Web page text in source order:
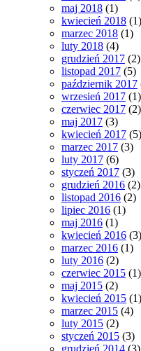
maj 2018 (1)
kwiecień 2018 (1)
marzec 2018 (1)
luty 2018 (4)
grudzień 2017 (2)
listopad 2017 (5)
październik 2017
wrzesień 2017 (1)
czerwiec 2017 (2)
maj 2017 (3)
kwiecień 2017 (5)
marzec 2017 (3)
luty 2017 (6)
styczeń 2017 (3)
grudzień 2016 (2)
listopad 2016 (2)
lipiec 2016 (1)
maj 2016 (1)
kwiecień 2016 (3)
marzec 2016 (1)
luty 2016 (2)
czerwiec 2015 (1)
maj 2015 (2)
kwiecień 2015 (1)
marzec 2015 (4)
luty 2015 (2)
styczeń 2015 (3)
grudzień 2014 (3)